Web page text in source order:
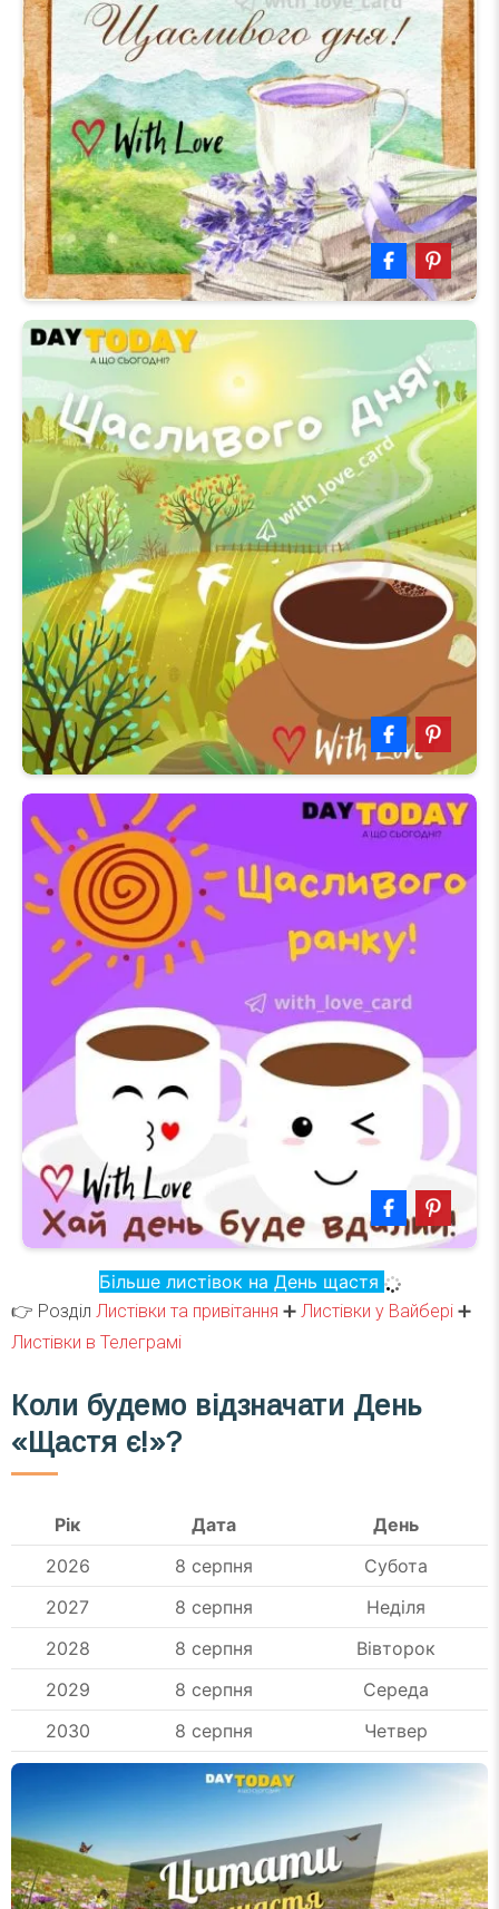
Більше листівок на День щастя
👉 Розділ Листівки та привітання ➕ Листівки у Вайбері ➕
Листівки в Телеграмі
Коли будемо відзначати День
«Щастя є!»?
Рік Дата
День
2026
8 серпня
Субота
2027
8 серпня
Неділя
2028
8 серпня
Вівторок
2029
8 серпня
Середа
2030
8 серпня Четвер